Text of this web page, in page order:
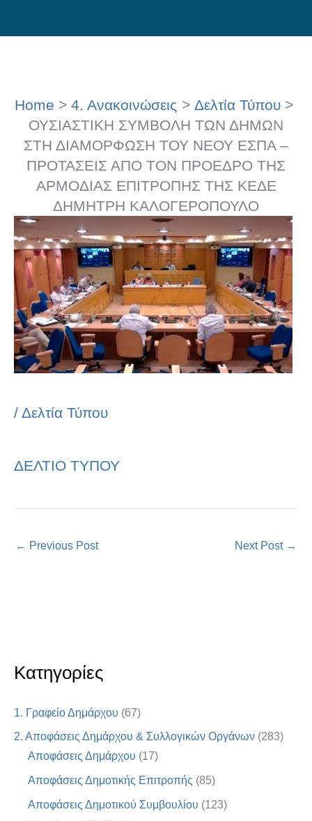
to
Κατηγορίες
1. Γραφείο Δημάρχου (67)
2. Αποφάσεις Δημάρχου & Συλλογικών Οργάνων (283)
Αποφάσεις Δημάρχου (17)
Αποφάσεις Δημοτικής Επιτροπής (85)
Αποφάσεις Δημοτικού Συμβουλίου (123)
Home 4. Ανακοινώσεις
Δελτία Τύπου
ΟΥΣΙΑΣΤΙΚΗ ΣΥΜΒΟΛΗ ΤΩΝ ΔΗΜΩΝ
ΣΤΗ ΔΙΑΜΟΡΦΩΣΗ ΤΟΥ ΝΕΟΥ ΕΣΠΑ –
ΠΡΟΤΑΣΕΙΣ ΑΠΟ ΤΟΝ ΠΡΟΕΔΡΟ ΤΗΣ
ΑΡΜΟΔΙΑΣ ΕΠΙΤΡΟΠΗΣ ΤΗΣ ΚΕΔΕ
ΔΗΜΗΤΡΗ ΚΑΛΟΓΕΡΟΠΟΥΛΟ
/ Δελτία Τύπου
ΔΕΛΤΙΟ ΤΥΠΟΥ
← Previous Post Next Post →